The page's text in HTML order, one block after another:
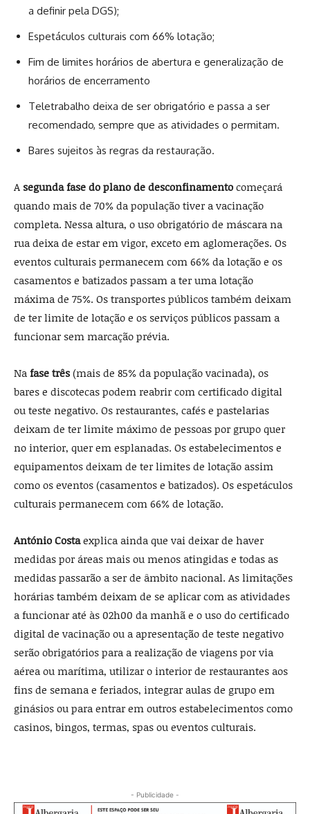
a definir pela DGS);
Espetáculos culturais com 66% lotação;
Fim de limites horários de abertura e generalização de
horários de encerramento
Teletrabalho deixa de ser obrigatório e passa a ser
recomendado, sempre que as atividades o permitam.
Bares sujeitos às regras da restauração.
A segunda fase do plano de desconfinamento começará
quando mais de 70% da população tiver a vacinação
completa. Nessa altura, o uso obrigatório de máscara na
rua deixa de estar em vigor, exceto em aglomerações. Os
eventos culturais permanecem com 66% da lotação e os
casamentos e batizados passam a ter uma lotação
máxima de 75%. Os transportes públicos também deixam
de ter limite de lotação e os serviços públicos passam a
funcionar sem marcação prévia.
Na fase três (mais de 85% da população vacinada), os
bares e discotecas podem reabrir com certificado digital
ou teste negativo. Os restaurantes, cafés e pastelarias
deixam de ter limite máximo de pessoas por grupo quer
no interior, quer em esplanadas. Os estabelecimentos e
equipamentos deixam de ter limites de lotação assim
como os eventos (casamentos e batizados). Os espetáculos
culturais permanecem com 66% de lotação.
António Costaexplica ainda que vai deixar de haver
medidas por áreas mais ou menos atingidas e todas as
medidas passarão a ser de âmbito nacional. As limitações
horárias também deixam de se aplicar com as atividades
a funcionar até às 02h00 da manhã e o uso do certificado
digital de vacinação ou a apresentação de teste negativo
serão obrigatórios para a realização de viagens por via
aérea ou marítima, utilizar o interior de restaurantes aos
fins de semana e feriados, integrar aulas de grupo em
ginásios ou para entrar em outros estabelecimentos como
casinos, bingos, termas, spas ou eventos culturais.
- Publicidade -